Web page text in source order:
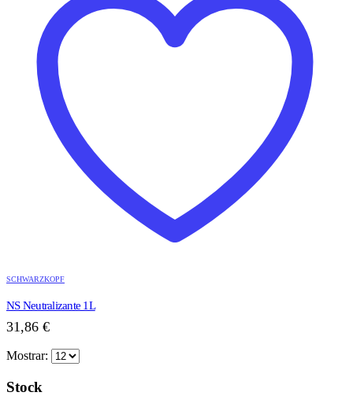
SCHWARZKOPF
NS Neutralizante 1L
31,86 €
Mostrar:
Stock